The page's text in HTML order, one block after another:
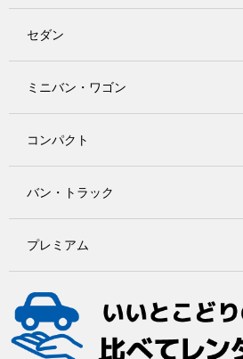
セダン
ミニバン・ワゴン
コンパクト
バン・トラック
プレミアム